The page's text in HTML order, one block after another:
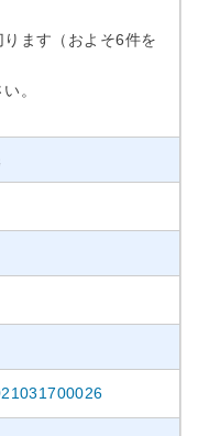
ます（およそ6件を
。